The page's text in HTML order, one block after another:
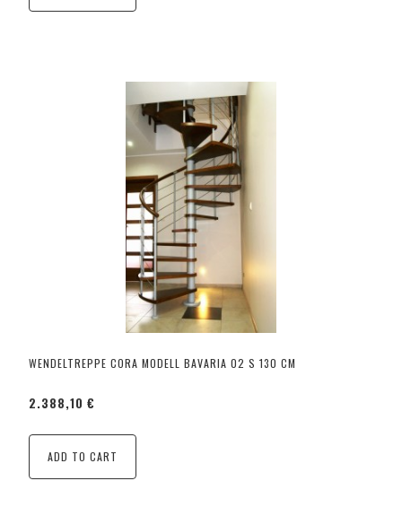
WENDELTREPPE CORA MODELL BAVARIA 02 S 130 CM
2.388,10 €
ADD TO CART